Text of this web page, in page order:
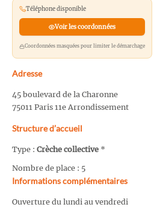
Téléphone disponible
Voir les coordonnées
Coordonnées masquées pour limiter le démarchage
Adresse
45 boulevard de la Charonne
75011 Paris 11e Arrondissement
Structure d’accueil
Type : Crèche collective *
Nombre de place : 5
Informations complémentaires
Ouverture du lundi au vendredi